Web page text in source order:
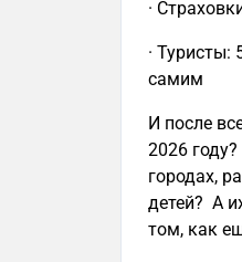
·
· Туристы:
самим
И после
2026
городах,
детей? А
том, как